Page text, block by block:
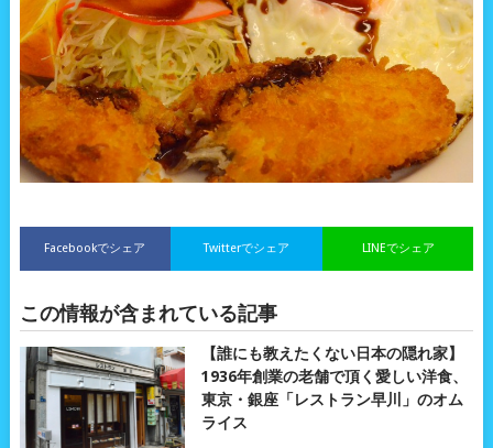
Facebookでシェア LINEでシェア
Twitterでシェア
この情報が含まれている記事
【誰にも教えたくない日本の隠れ家】
1936年創業の老舗で頂く愛しい洋食、
東京・銀座「レストラン早川」のオム
ライス